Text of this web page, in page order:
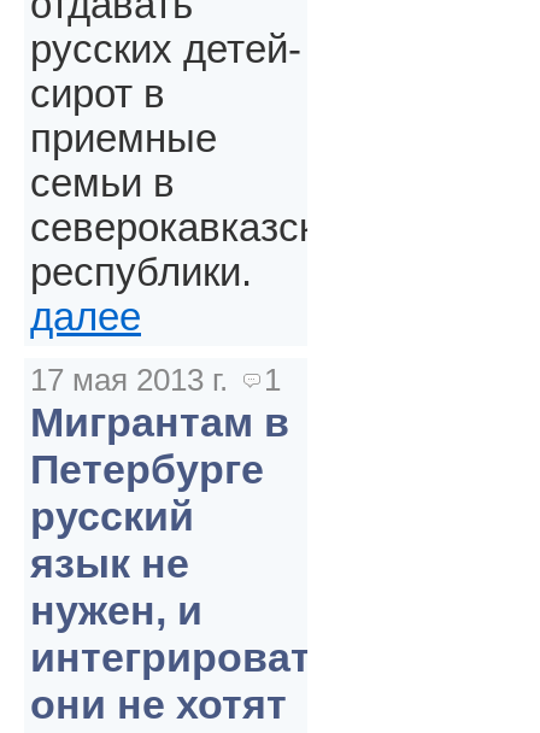
русских детей-
сирот в
приемные
семьи в
северокавказские
республики.
далее
17 мая 2013 г. 1
Мигрантам в
Петербурге
русский
язык не
нужен, и
интегрироваться
они не хотят